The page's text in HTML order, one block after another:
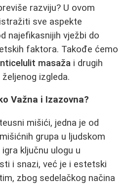
razviju? U ovom
sve aspekte
najefikasnijih vježbi do
faktora. Takođe ćemo
masaža i drugih
izgleda.
Važna i Izazovna?
mišići, jedna je od
grupa u ljudskom
ključnu ulogu u
i snazi, već je i estetski
zbog sedelačkog načina